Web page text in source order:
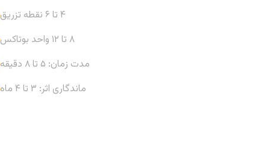
۴ تا ۶ نقطه تزریق
۸ تا ۱۲ واحد بوتاکس
مدت زمان: ۵ تا ۸ دقیقه
ماندگاری اثر: ۳ تا ۴ ماه